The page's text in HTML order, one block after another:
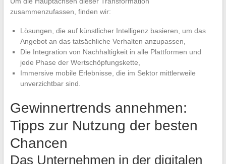
zusammenzufassen, finden wir:
Lösungen, die auf künstlicher Intelligenz basieren, um das
Angebot an das tatsächliche Verhalten anzupassen,
Die Integration von Nachhaltigkeit in alle Plattformen und
jede Phase der Wertschöpfungskette,
Immersive mobile Erlebnisse, die im Sektor mittlerweile
unverzichtbar sind.
Gewinnertrends annehmen:
Tipps zur Nutzung der besten
Chancen
Das Unternehmen in der digitalen